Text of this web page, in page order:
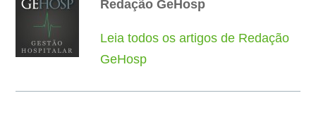
Redação GeHosp
Leia todos os artigos de Redação
GeHosp